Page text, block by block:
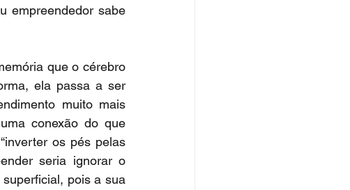
empreendedor sabe
que o cérebro
ela passa a ser
muito mais
conexão do que
os pés pelas
seria ignorar o
pois a sua